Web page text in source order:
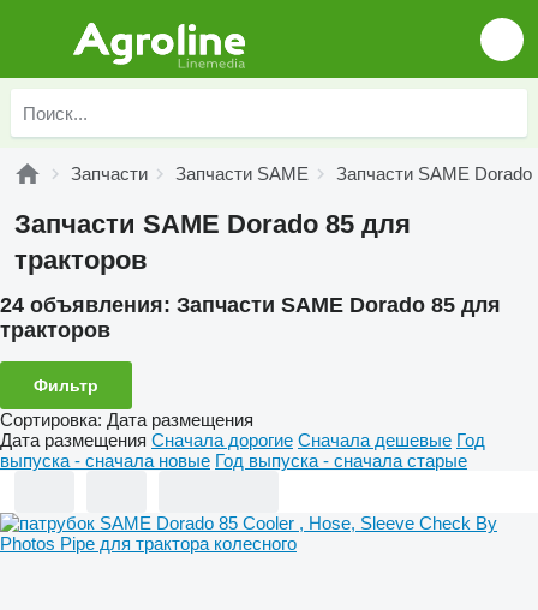
Запчасти Запчасти SAME Запчасти SAME Dorado
Запчасти SAME Dorado 85 для
тракторов
24 объявления: Запчасти SAME Dorado 85 для
тракторов
Фильтр
Сортировка: Дата размещения
Дата размещения Сначала дорогие Сначала дешевые Год
выпуска - сначала новые Год выпуска - сначала старые